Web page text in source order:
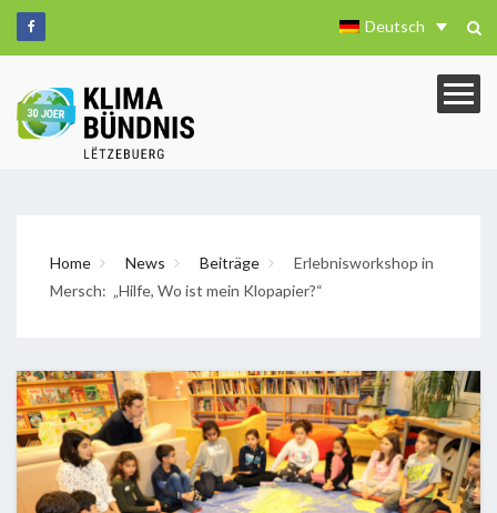
Deutsch
Home News Beiträge
Erlebnisworkshop in
Mersch: „Hilfe, Wo ist mein Klopapier?“